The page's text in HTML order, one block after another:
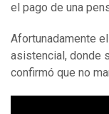
el pago de una
Afortunadamente
asistencial, donde
confirmó que no